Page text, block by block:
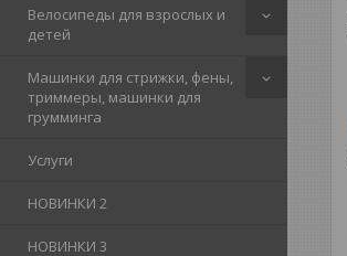
Велосипеды для взрослых и
детей
Машинки для стрижки, фены,
триммеры, машинки для
грумминга
Услуги
НОВИНКИ 2
НОВИНКИ 3